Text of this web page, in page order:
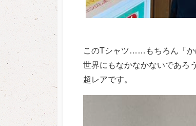
このTシャツ……もちろん「か
世界にもなかなかないであろ
超レアです。